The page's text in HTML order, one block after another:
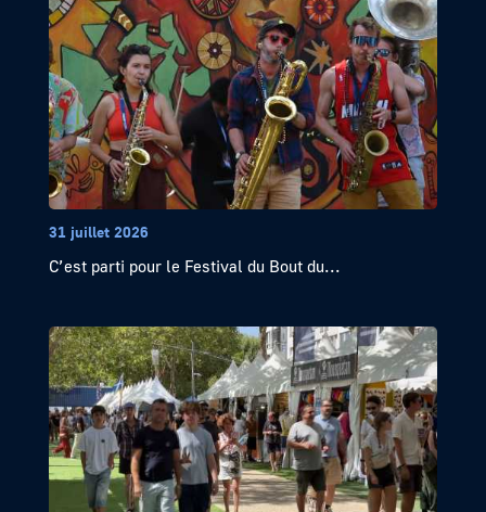
31 juillet 2026
C’est parti pour le Festival du Bout du...